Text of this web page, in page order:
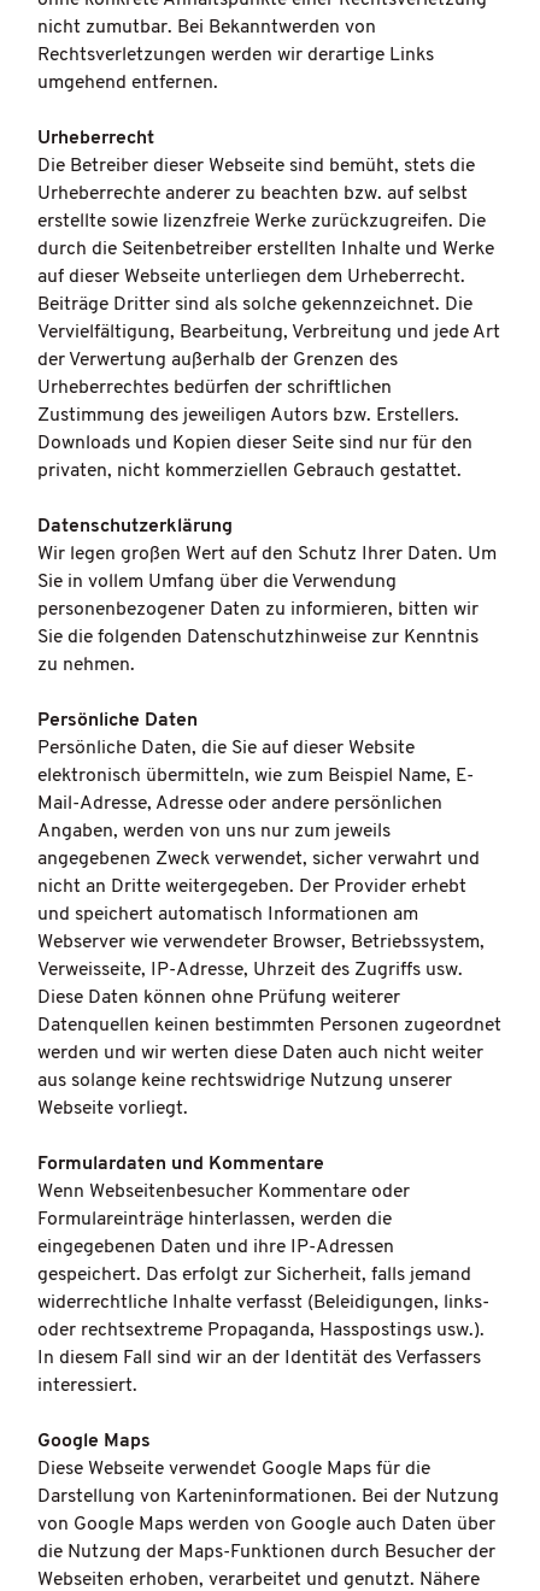
nicht zumutbar. Bei Bekanntwerden von
Rechtsverletzungen werden wir derartige Links
umgehend entfernen.
Urheberrecht
Die Betreiber dieser Webseite sind bemüht, stets die
Urheberrechte anderer zu beachten bzw. auf selbst
erstellte sowie lizenzfreie Werke zurückzugreifen. Die
durch die Seitenbetreiber erstellten Inhalte und Werke
auf dieser Webseite unterliegen dem Urheberrecht.
Beiträge Dritter sind als solche gekennzeichnet. Die
Vervielfältigung, Bearbeitung, Verbreitung und jede Art
der Verwertung außerhalb der Grenzen des
Urheberrechtes bedürfen der schriftlichen
Zustimmung des jeweiligen Autors bzw. Erstellers.
Downloads und Kopien dieser Seite sind nur für den
privaten, nicht kommerziellen Gebrauch gestattet.
Datenschutzerklärung
Wir legen großen Wert auf den Schutz Ihrer Daten. Um
Sie in vollem Umfang über die Verwendung
personenbezogener Daten zu informieren, bitten wir
Sie die folgenden Datenschutzhinweise zur Kenntnis
zu nehmen.
Persönliche Daten
Persönliche Daten, die Sie auf dieser Website
elektronisch übermitteln, wie zum Beispiel Name, E-
Mail-Adresse, Adresse oder andere persönlichen
Angaben, werden von uns nur zum jeweils
angegebenen Zweck verwendet, sicher verwahrt und
nicht an Dritte weitergegeben. Der Provider erhebt
und speichert automatisch Informationen am
Webserver wie verwendeter Browser, Betriebssystem,
Verweisseite, IP-Adresse, Uhrzeit des Zugriffs usw.
Diese Daten können ohne Prüfung weiterer
Datenquellen keinen bestimmten Personen zugeordnet
werden und wir werten diese Daten auch nicht weiter
aus solange keine rechtswidrige Nutzung unserer
Webseite vorliegt.
Formulardaten und Kommentare
Wenn Webseitenbesucher Kommentare oder
Formulareinträge hinterlassen, werden die
eingegebenen Daten und ihre IP-Adressen
gespeichert. Das erfolgt zur Sicherheit, falls jemand
widerrechtliche Inhalte verfasst (Beleidigungen, links-
oder rechtsextreme Propaganda, Hasspostings usw.).
In diesem Fall sind wir an der Identität des Verfassers
interessiert.
Google Maps
Diese Webseite verwendet Google Maps für die
Darstellung von Karteninformationen. Bei der Nutzung
von Google Maps werden von Google auch Daten über
die Nutzung der Maps-Funktionen durch Besucher der
Webseiten erhoben, verarbeitet und genutzt. Nähere